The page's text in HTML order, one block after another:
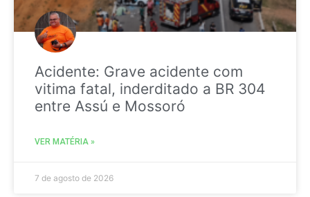
Acidente: Grave acidente com
vitima fatal, inderditado a BR 304
entre Assú e Mossoró
VER MATÉRIA »
7 de agosto de 2026